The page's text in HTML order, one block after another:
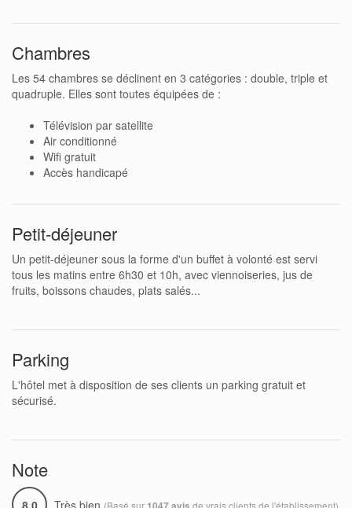
Chambres
Les 54 chambres se déclinent en 3 catégories : double, triple et
quadruple. Elles sont toutes équipées de :
Télévision par satellite
Air conditionné
Wifi gratuit
Accès handicapé
Petit-déjeuner
Un petit-déjeuner sous la forme d'un buffet à volonté est servi
tous les matins entre 6h30 et 10h, avec viennoiseries, jus de
fruits, boissons chaudes, plats salés...
Parking
L'hôtel met à disposition de ses clients un parking gratuit et
sécurisé.
Note
8.0 Très bien (Basé sur de vrais clients de l'établissement)